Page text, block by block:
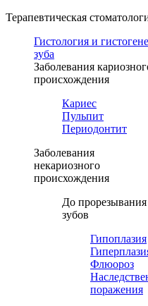
Терапевтическая
Гистология и
зуба
Заболевания
происхождения
Кариес
Пульпит
Периодонтит
Заболевания
некариозного
происхождения
До прорезывания
зубов
Гипоплазия
Флюороз
поражения